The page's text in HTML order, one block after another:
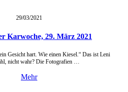
29/03/2021
Karwoche, 29. März 2021
Gesicht hart. Wie einen Kiesel.“ Das ist Leni
nicht wahr? Die Fotografien …
Mehr